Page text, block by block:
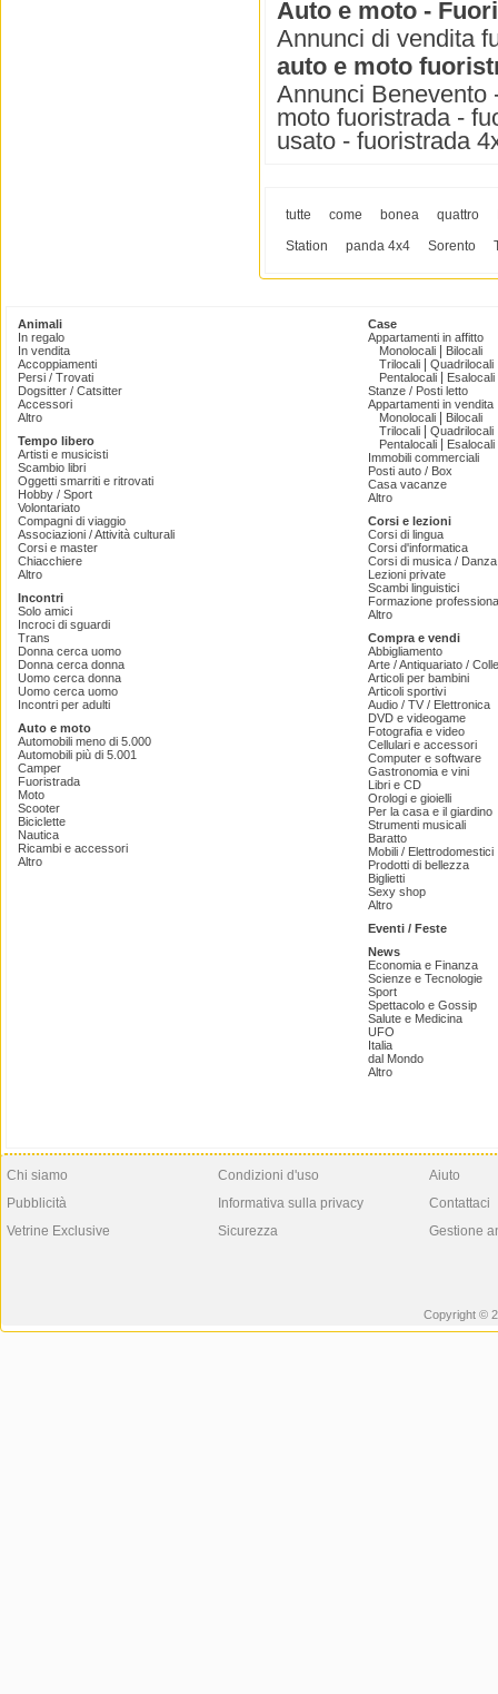
Auto e moto -
Annunci di vendita
auto e moto
Annunci Benevento
moto fuoristrada -
usato - fuoristrada
tutte come bonea quattro
Station
panda 4x4 Sorento
Animali
In regalo
In vendita
Accoppiamenti
Persi / Trovati
Dogsitter / Catsitter
Accessori
Altro
Tempo libero
Artisti e musicisti
Scambio libri
Oggetti smarriti e ritrovati
Hobby / Sport
Volontariato
Compagni di viaggio
Associazioni / Attività culturali
Corsi e master
Chiacchiere
Altro
Incontri
Solo amici
Incroci di sguardi
Trans
Donna cerca uomo
Donna cerca donna
Uomo cerca donna
Uomo cerca uomo
Incontri per adulti
Auto e moto
Automobili meno di 5.000
Automobili più di 5.001
Camper
Fuoristrada
Moto
Scooter
Biciclette
Nautica
Ricambi e accessori
Altro
Case
Appartamenti in affitto
Monolocali
Bilocali
Trilocali
Quadrilocali
Pentalocali
Esalocali
Stanze / Posti letto
Appartamenti in vendita
Monolocali
Bilocali
Trilocali
Quadrilocali
Pentalocali
Esalocali
Immobili commerciali
Posti auto / Box
Casa vacanze
Altro
Corsi e lezioni
Corsi di lingua
Corsi d'informatica
Corsi di musica /
Lezioni private
Scambi linguistici
Formazione
Altro
Compra e vendi
Abbigliamento
Arte / Antiquariato /
Articoli per bambini
Articoli sportivi
Audio / TV / Elettronica
DVD e videogame
Fotografia e video
Cellulari e accessori
Computer e software
Gastronomia e vini
Libri e CD
Orologi e gioielli
Per la casa e il giardino
Strumenti musicali
Baratto
Mobili / Elettrodomestici
Prodotti di bellezza
Biglietti
Sexy shop
Altro
Eventi / Feste
News
Economia e Finanza
Scienze e Tecnologie
Sport
Spettacolo e Gossip
Salute e Medicina
UFO
Italia
dal Mondo
Altro
Chi siamo
Pubblicità
Vetrine Exclusive
Condizioni d'uso
Informativa sulla privacy
Sicurezza
Aiuto
Contattaci
Gestione
Copyright ©